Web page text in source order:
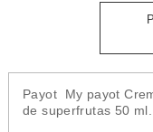
Payot My payot
de superfrutas 50 ml.